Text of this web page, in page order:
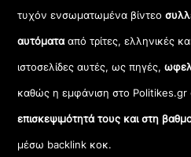
τυχόν ενσωματωμένα βίντεο
αυτόματααπό τρίτες, ελληνικές
ιστοσελίδες αυτές, ως πηγές,
καθώς η εμφάνιση στο Politikes.gr
επισκεψιμότητά τους και στη
μέσω backlink κοκ.